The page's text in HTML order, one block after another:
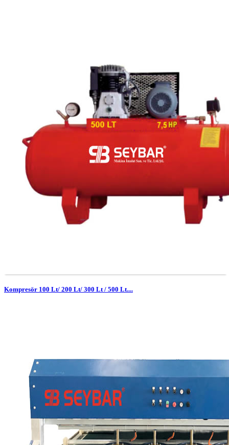
Kompresör 100 Lt/ 200 Lt/ 300 Lt / 500 Lt....